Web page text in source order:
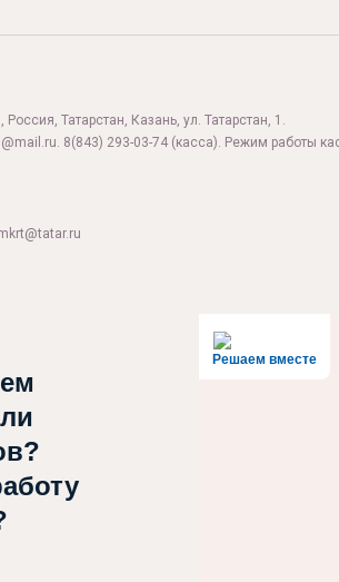
Татарстан, Казань, ул. Татарстан, 1.
. 8(843) 293-03-74 (касса). Режим работы
Решаем вместе